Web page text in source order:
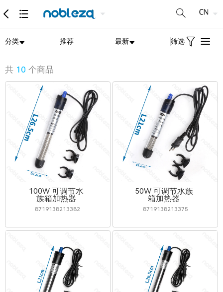
分类 推荐 最新 筛选
共 10 个商品
100W 可调节水
族箱加热器
8719138213382
50W 可调节水族
箱加热器
8719138213375